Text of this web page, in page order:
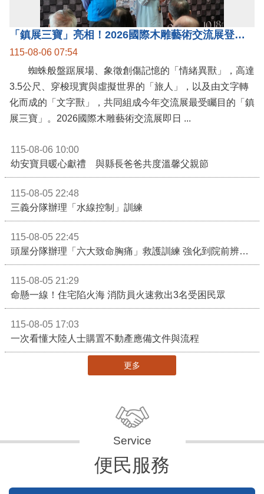
「鎮展三寶」亮相！2026國際木雕藝術交流展登場 國際木雕競賽得獎入圍名單同步揭曉
115-08-06 07:54
蜘蛛般盤踞展場、象徵創傷記憶的「情緒異獸」，高達
3.5公尺、穿梭現實與虛擬世界的「旅人」，以及由文字轉
化而成的「文字獸」，共同組成今年交流展最受矚目的「鎮
展三寶」。2026國際木雕藝術交流展即日 ...
115-08-06 10:00
幼安寶貝暖心獻禮 與縣長爸爸共度溫馨父親節
115-08-05 22:48
三義分隊辦理「水線控制」訓練
115-08-05 22:45
頭屋分隊辦理「六大致命胸痛」救護訓練 強化到院前辨識能力 提升緊急救護品質
115-08-05 21:29
命懸一線！住宅陷火海 消防員火速救出3名受困民眾
115-08-05 17:03
一次看懂大陸人士購置不動產應備文件與流程
更多
便民服務